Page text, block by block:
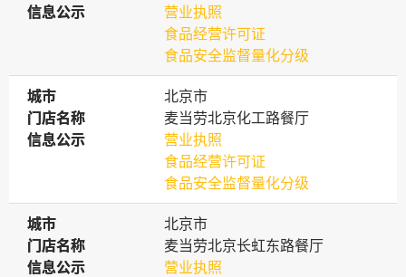
信息公示
信息公示
营业执照
食品经营许可证
食品安全监督量化分级
城市
城市
北京市
门店名称
门店名称
麦当劳北京化工路餐厅
信息公示
信息公示
营业执照
食品经营许可证
食品安全监督量化分级
城市
城市
北京市
门店名称
门店名称
麦当劳北京长虹东路餐厅
信息公示
信息公示
营业执照